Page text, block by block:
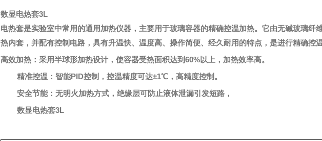
数显电热套3L
电热套是实验室中常用的通用加热仪器，主要用于玻璃容器的精确控温加热。它由无碱玻璃纤
热内套，并配有控制电路，具有升温快、温度高、操作简便、经久耐用的特点，是进行精确控
高效加热 ‌：采用半球形加热设计，使容器受热面积达到60%以上，加热效率高‌。
精准控温 ‌：智能PID控制，控温精度可达±1℃，高精度控制‌。
安全节能 ‌：无明火加热方式，绝缘层可防止液体泄漏引发短路，
数显电热套3L